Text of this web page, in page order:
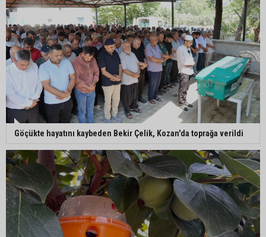
Göçükte hayatını kaybeden Bekir Çelik, Kozan'da toprağa verildi